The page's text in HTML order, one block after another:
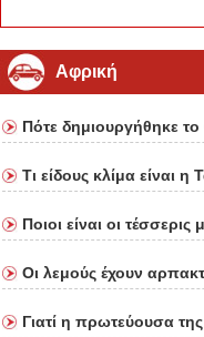
Αφρική
Πότε δημιουργήθηκε
Τι είδους κλίμα είναι η
Ποιοι είναι οι
Οι λεμούς έχουν
Γιατί η πρωτεύουσα